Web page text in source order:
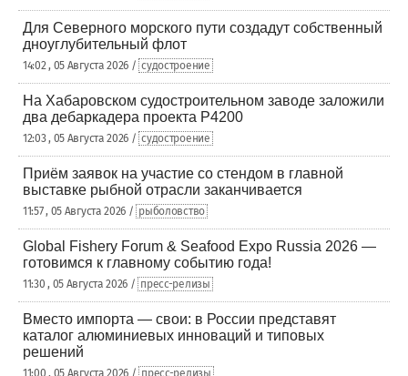
Для Северного морского пути создадут собственный
дноуглубительный флот
14:02 , 05 Августа 2026 / судостроение
На Хабаровском судостроительном заводе заложили
два дебаркадера проекта Р4200
12:03 , 05 Августа 2026 / судостроение
Приём заявок на участие со стендом в главной
выставке рыбной отрасли заканчивается
11:57 , 05 Августа 2026 / рыболовство
Global Fishery Forum & Seafood Expo Russia 2026 —
готовимся к главному событию года!
11:30 , 05 Августа 2026 / пресс-релизы
Вместо импорта — свои: в России представят
каталог алюминиевых инноваций и типовых
решений
11:00 , 05 Августа 2026 / пресс-релизы